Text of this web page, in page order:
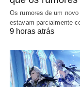
Os rumores de um
estavam parcialmente
9 horas atrás